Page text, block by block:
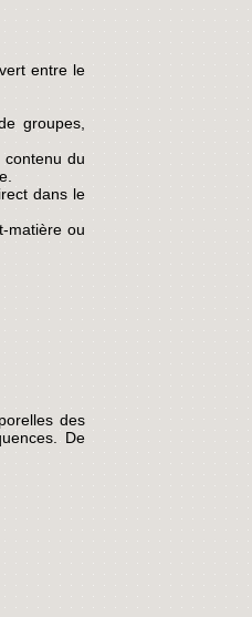
entre le
groupes,
du
dans le
matière ou
des
De